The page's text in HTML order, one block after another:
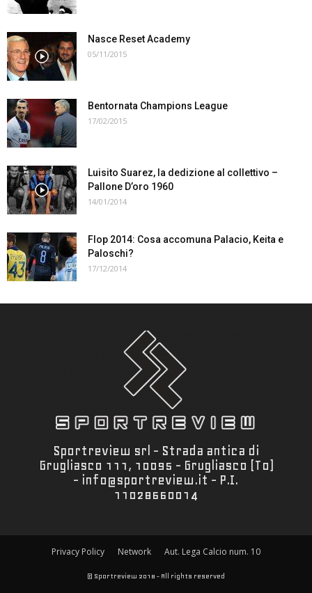
Nasce Reset Academy
05/11/2015
Bentornata Champions League
17/02/2015
Luisito Suarez, la dedizione al collettivo –
Pallone D’oro 1960
14/01/2014
Flop 2014: Cosa accomuna Palacio, Keita e
Paloschi?
17/12/2014
Sportreview srl - Strada antica di
Grugliasco 111, 10095 - Grugliasco (To)
- info@sportreview.it - P.I.
11028660014
Privacy Policy Network Aut. Lega Calcio num. 10
© Sportreview 2018 - All rights reserved